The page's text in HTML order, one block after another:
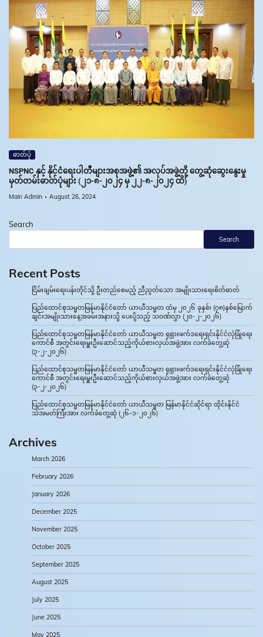
ဓာတ်ပုံ
NSPNC နှင့် နိုင်ငံရေးပါတီများအစုအဖွဲ့၏ အလုပ်အဖွဲ့တို့ တွေ့ဆုံဆွေးနွေးမှု
မှတ်တမ်းဓာတ်ပုံများ (၂၁-၈-၂၀၂၄ မှ ၂၂-၈-၂၀၂၄ ထိ)
Main Admin August 26, 2024
Search
Search
Recent Posts
ငြိမ်းချမ်းရေးပန်းတိုင်သို့ ဦးတည်စေမည့် ညီညွတ်သော အမျိုးသားရေးစိတ်ဓာတ်
ပြည်ထောင်စုသမ္မတမြန်မာနိုင်ငံတော် ယာယီသမ္မတ ထံမှ ၂၀၂၆ ခုနှစ်၊ (၇၈)နှစ်မြောက်
ချင်းအမျိုးသားနေ့အခမ်းအနားသို့ ပေးပို့သည့် သဝဏ်လွှာ (၂၀-၂-၂၀၂၆)
ပြည်ထောင်စုသမ္မတမြန်မာနိုင်ငံတော် ယာယီသမ္မတ ရုရှားဖက်ဒရေးရှင်းနိုင်ငံလုံခြုံရေး
ကောင်စီ အတွင်းရေးမှူးဦးဆောင်သည့်ကိုယ်စားလှယ်အဖွဲ့အား လက်ခံတွေ့ဆုံ
(၃-၂-၂၀၂၆)
ပြည်ထောင်စုသမ္မတမြန်မာနိုင်ငံတော် ယာယီသမ္မတ ရုရှားဖက်ဒရေးရှင်းနိုင်ငံလုံခြုံရေး
ကောင်စီ အတွင်းရေးမှူးဦးဆောင်သည့်ကိုယ်စားလှယ်အဖွဲ့အား လက်ခံတွေ့ဆုံ
(၃-၂-၂၀၂၆)
ပြည်ထောင်စုသမ္မတမြန်မာနိုင်ငံတော် ယာယီသမ္မတ မြန်မာနိုင်ငံဆိုင်ရာ ထိုင်းနိုင်ငံ
သံအမတ်ကြီးအား လက်ခံတွေ့ဆုံ (၂၆-၁-၂၀၂၆)
Archives
March 2026
February 2026
January 2026
December 2025
November 2025
October 2025
September 2025
August 2025
July 2025
June 2025
May 2025